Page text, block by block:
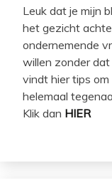
Leuk dat je mijn
het gezicht
ondernemende
willen zonder dat
vindt hier tips
helemaal
Klik dan HIER